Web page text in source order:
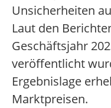
Unsicherheiten
Laut den
Geschäftsjahr
veröffentlicht
Ergebnislage
Marktpreisen.